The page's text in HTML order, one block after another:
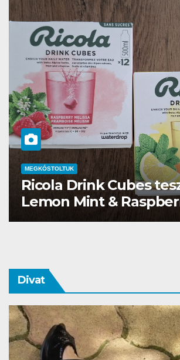
MEGKÓSTOLTUK
Waterdrop üdítő
Divat